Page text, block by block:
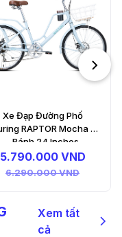
2B - Bánh 26 Inches
5.990.000 VND
6.490.000 VND
Xem tất
cả